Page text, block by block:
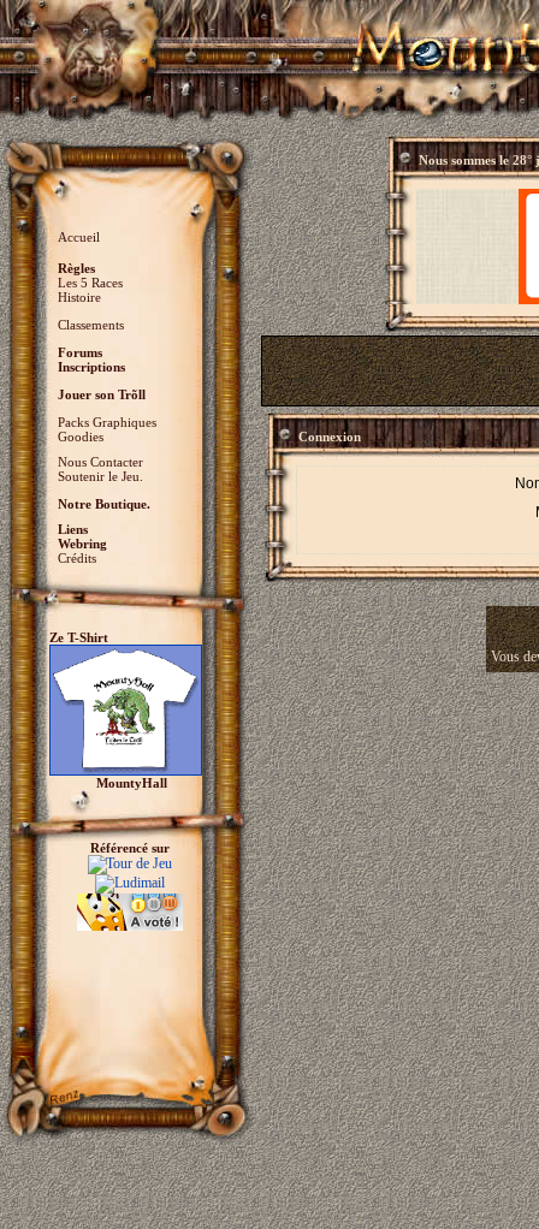
Accueil
Règles
Les 5 Races
Histoire
Classements
Forums
Inscriptions
Jouer son Trõll
Packs Graphiques
Goodies
Nous Contacter
Soutenir le Jeu.
Notre Boutique.
Liens
Webring
Crédits
Ze T-Shirt
MountyHall
Référencé sur
Nous sommes le28°
Connexion
Vous